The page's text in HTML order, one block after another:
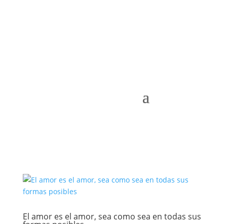
El amor es el amor, sea como sea en todas sus